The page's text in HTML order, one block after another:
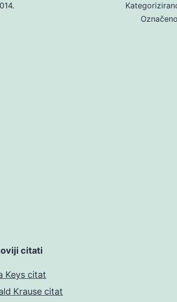
citati
Keys citat
Krause citat